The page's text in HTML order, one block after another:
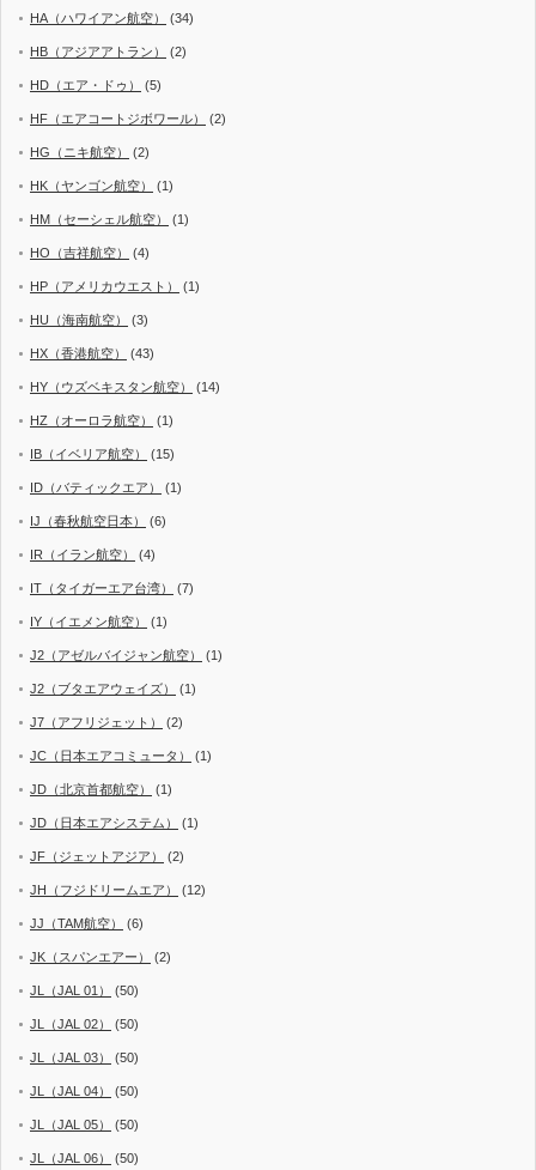
HA（ハワイアン航空） (34)
HB（アジアアトラン） (2)
HD（エア・ドゥ） (5)
HF（エアコートジボワール） (2)
HG（ニキ航空） (2)
HK（ヤンゴン航空） (1)
HM（セーシェル航空） (1)
HO（吉祥航空） (4)
HP（アメリカウエスト） (1)
HU（海南航空） (3)
HX（香港航空） (43)
HY（ウズベキスタン航空） (14)
HZ（オーロラ航空） (1)
IB（イベリア航空） (15)
ID（バティックエア） (1)
IJ（春秋航空日本） (6)
IR（イラン航空） (4)
IT（タイガーエア台湾） (7)
IY（イエメン航空） (1)
J2（アゼルバイジャン航空） (1)
J2（ブタエアウェイズ） (1)
J7（アフリジェット） (2)
JC（日本エアコミュータ） (1)
JD（北京首都航空） (1)
JD（日本エアシステム） (1)
JF（ジェットアジア） (2)
JH（フジドリームエア） (12)
JJ（TAM航空） (6)
JK（スパンエアー） (2)
JL（JAL 01） (50)
JL（JAL 02） (50)
JL（JAL 03） (50)
JL（JAL 04） (50)
JL（JAL 05） (50)
JL（JAL 06） (50)